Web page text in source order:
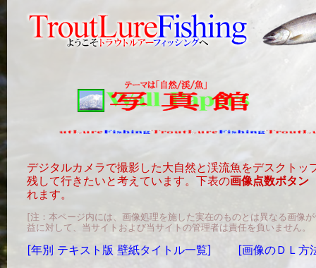
デジタルカメラで撮影した大自然と渓流魚をデスクト
残して行きたいと考えています。下表の画像点数ボタン
れます。
[注：本ページ内には、画像処理を施した実在のものとは異なる画像
益に対して、当サイトおよび当サイトの管理者は責任を負い
[年別 テキスト版 壁紙タイトル一覧]
[画像のＤＬ方